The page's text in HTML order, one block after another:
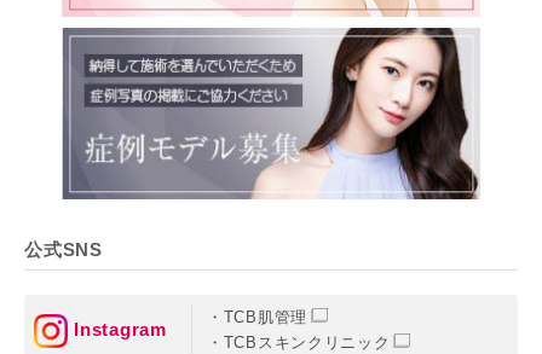
公式SNS
Instagram
TCB肌管理
TCBスキンクリニック